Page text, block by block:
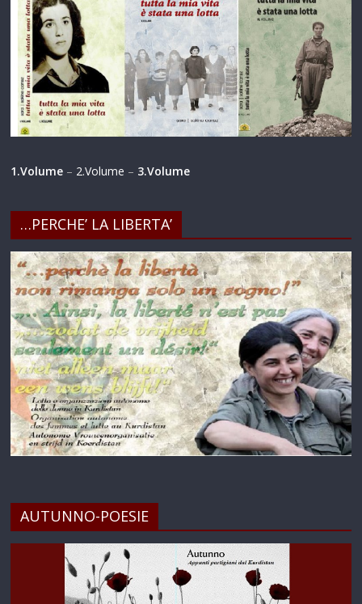
1.Volume – 2.Volume – 3.Volume
…PERCHE’ LA LIBERTA’
AUTUNNO-POESIE